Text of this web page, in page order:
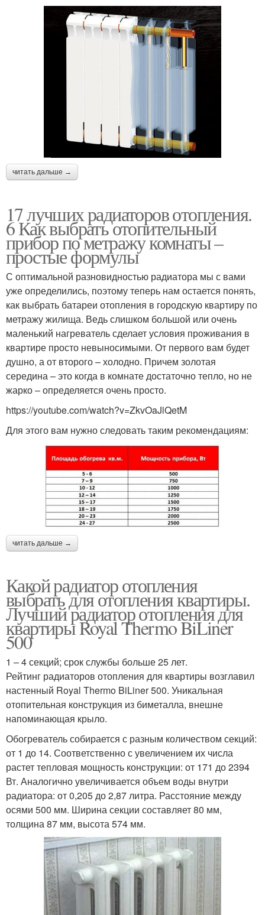
читать дальше →
17 лучших радиаторов отопления.
6 Как выбрать отопительный
прибор по метражу комнаты –
простые формулы
С оптимальной разновидностью радиатора мы с вами
уже определились, поэтому теперь нам остается понять,
как выбрать батареи отопления в городскую квартиру по
метражу жилища. Ведь слишком большой или очень
маленький нагреватель сделает условия проживания в
квартире просто невыносимыми. От первого вам будет
душно, а от второго – холодно. Причем золотая
середина – это когда в комнате достаточно тепло, но не
жарко – определяется очень просто.
https://youtube.com/watch?v=ZkvOaJlQetM
Для этого вам нужно следовать таким рекомендациям:
читать дальше →
Какой радиатор отопления
выбрать для отопления квартиры.
Лучший радиатор отопления для
квартиры Royal Thermo BiLiner
500
1 – 4 секций; срок службы больше 25 лет.
Рейтинг радиаторов отопления для квартиры возглавил
настенный Royal Thermo BiLiner 500. Уникальная
отопительная конструкция из биметалла, внешне
напоминающая крыло.
Обогреватель собирается с разным количеством секций:
от 1 до 14. Соответственно с увеличением их числа
растет тепловая мощность конструкции: от 171 до 2394
Вт. Аналогично увеличивается объем воды внутри
радиатора: от 0,205 до 2,87 литра. Расстояние между
осями 500 мм. Ширина секции составляет 80 мм,
толщина 87 мм, высота 574 мм.